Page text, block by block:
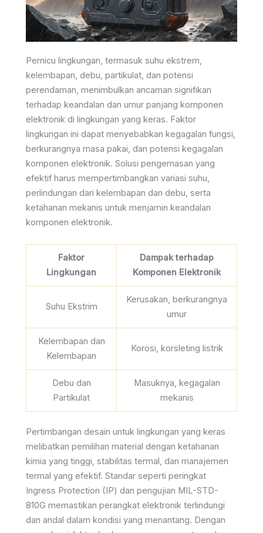
Pemicu lingkungan, termasuk suhu ekstrem,
kelembapan, debu, partikulat, dan potensi
perendaman, menimbulkan ancaman signifikan
terhadap keandalan dan umur panjang komponen
elektronik di lingkungan yang keras. Faktor
lingkungan ini dapat menyebabkan kegagalan fungsi,
berkurangnya masa pakai, dan potensi kegagalan
komponen elektronik. Solusi pengemasan yang
efektif harus mempertimbangkan variasi suhu,
perlindungan dari kelembapan dan debu, serta
ketahanan mekanis untuk menjamin keandalan
komponen elektronik.
Faktor
Lingkungan
Dampak terhadap
Komponen Elektronik
Suhu Ekstrim
Kerusakan, berkurangnya
umur
Kelembapan dan
Kelembapan
Korosi, korsleting listrik
Debu dan
Partikulat
Masuknya, kegagalan
mekanis
Pertimbangan desain untuk lingkungan yang keras
melibatkan pemilihan material dengan ketahanan
kimia yang tinggi, stabilitas termal, dan manajemen
termal yang efektif. Standar seperti peringkat
Ingress Protection (IP) dan pengujian MIL-STD-
810G memastikan perangkat elektronik terlindungi
dan andal dalam kondisi yang menantang. Dengan